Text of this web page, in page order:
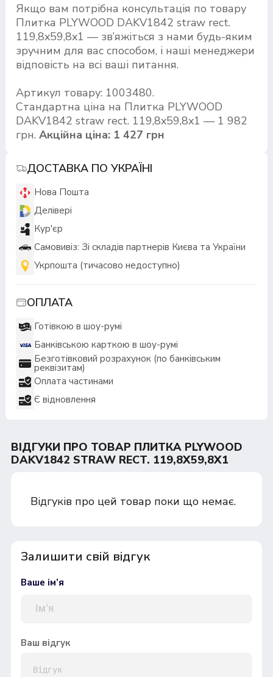
Якщо вам потрібна консультація по товару
Плитка PLYWOOD DAKV1842 straw rect.
119,8x59,8x1 — зв’яжіться з нами будь-яким
зручним для вас способом, і наші менеджери
відповість на всі ваші питання.
Артикул товару: 1003480.
Стандартна ціна на Плитка PLYWOOD
DAKV1842 straw rect. 119,8x59,8x1 — 1 982
грн. Акційна ціна: 1 427 грн
ДОСТАВКА ПО УКРАЇНІ
Нова Пошта
Делівері
Кур'єр
Самовивіз: Зі складів партнерів Києва та України
Укрпошта (тичасово недоступно)
ОПЛАТА
Готівкою в шоу-румі
Банківською карткою в шоу-румі
Безготівковий розрахунок (по банківським
реквізитам)
Оплата частинами
Є відновлення
ВІДГУКИ ПРО ТОВАР ПЛИТКА PLYWOOD
DAKV1842 STRAW RECT. 119,8X59,8X1
Відгуків про цей товар поки що немає.
Залишити свій відгук
Ваше ім’я
Ваш відгук